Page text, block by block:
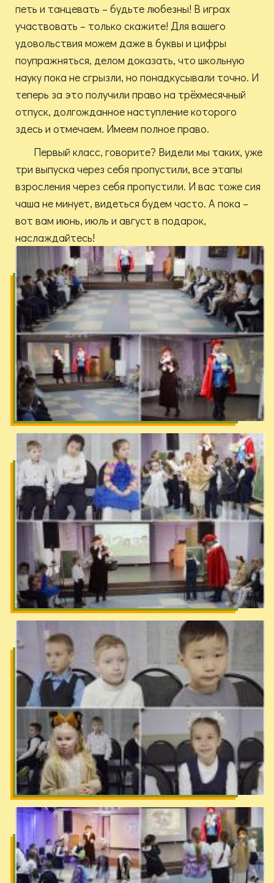
петь и танцевать – будьте любезны! В играх
участвовать – только скажите! Для вашего
удовольствия можем даже в буквы и цифры
поупражняться, делом доказать, что школьную
науку пока не сгрызли, но понадкусывали точно. И
теперь за это получили право на трёхмесячный
отпуск, долгожданное наступление которого
здесь и отмечаем. Имеем полное право.
Первый класс, говорите? Видели мы таких, уже
три выпуска через себя пропустили, все этапы
взросления через себя пропустили. И вас тоже сия
чаша не минует, видеться будем часто. А пока –
вот вам июнь, июль и август в подарок,
наслаждайтесь!